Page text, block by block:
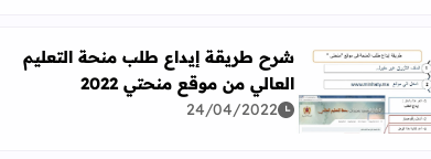
اقرأ المزيد عن شرح طريقة إيداع طلب منحة التعليم
شرح طريقة إيداع طلب منحة التعليم
العالي من موقع منحتي 2022
24/04/2022